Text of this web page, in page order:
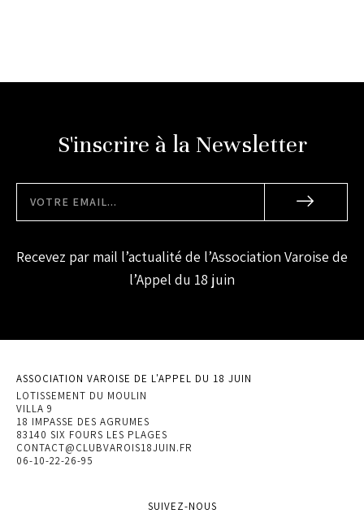
S'inscrire à la Newsletter
Recevez par mail l’actualité de l’Association Varoise de
l’Appel du 18 juin
ASSOCIATION VAROISE DE L'APPEL DU 18 JUIN
LOTISSEMENT DU MOULIN
VILLA 9
18 IMPASSE DES AGRUMES
83140 SIX FOURS LES PLAGES
CONTACT@CLUBVAROIS18JUIN.FR
06-10-22-26-95
SUIVEZ-NOUS